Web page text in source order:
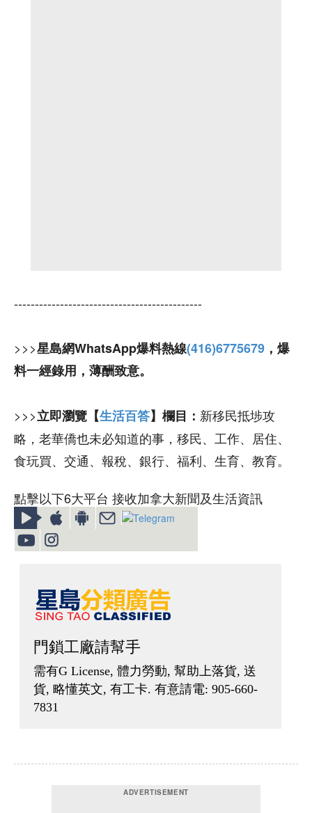
---------------------------------------------
>>>星島網WhatsApp爆料熱線(416)6775679 ，爆
料一經錄用，薄酬致意。
>>>立即瀏覽【生活百答】欄目： 新移民抵埗攻
略，老華僑也未必知道的事，移民、工作、居住、
食玩買、交通、報稅、銀行、福利、生育、教育。
點擊以下6大平台 接收加拿大新聞及生活資訊